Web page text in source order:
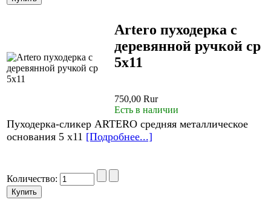
Artero пуходерка с
деревянной ручкой ср
5х11
750,00 Rur
Есть в наличии
Пуходерка-сликер ARTERO средняя металлическое
основания 5 х11 [Подробнее...]
Количество: